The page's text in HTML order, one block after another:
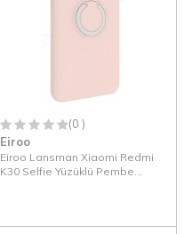
(0 )
Eiroo
Eiroo Lansman Xiaomi Redmi
K30 Selfie Yüzüklü Pembe